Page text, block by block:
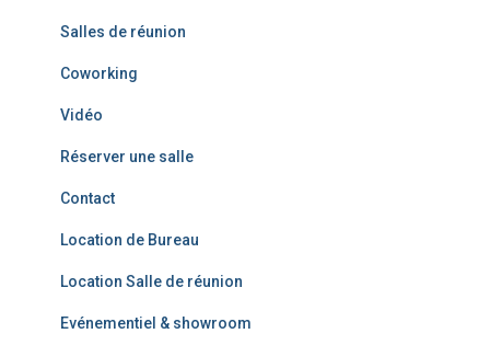
Salles de réunion
Coworking
Vidéo
Réserver une salle
Contact
Location de Bureau
Location Salle de réunion
Evénementiel & showroom